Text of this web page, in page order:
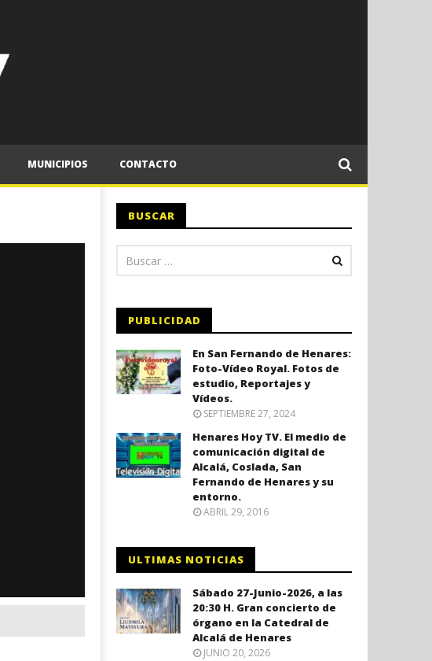
MUNICIPIOS CONTACTO
BUSCAR
PUBLICIDAD
En San Fernando de Henares:
Foto-Vídeo Royal. Fotos de
estudio, Reportajes y
Vídeos.
SEPTIEMBRE 27, 2024
Henares Hoy TV. El medio de
comunicación digital de
Alcalá, Coslada, San
Fernando de Henares y su
entorno.
ABRIL 29, 2016
ULTIMAS NOTICIAS
Sábado 27-Junio-2026, a las
20:30 H. Gran concierto de
órgano en la Catedral de
Alcalá de Henares
JUNIO 20, 2026